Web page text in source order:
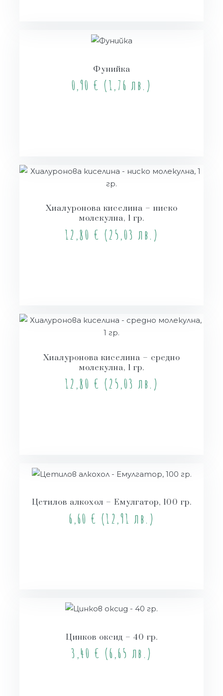
Фунийка
0,90 € (1,76 лв.)
Хиалуронова киселина – ниско
молекулна, 1 гр.
12,80 € (25,03 лв.)
Хиалуронова киселина – средно
молекулна, 1 гр.
12,80 € (25,03 лв.)
Цетилов алкохол – Емулгатор, 100 гр.
6,60 € (12,91 лв.)
Цинков оксид – 40 гр.
3,40 € (6,65 лв.)